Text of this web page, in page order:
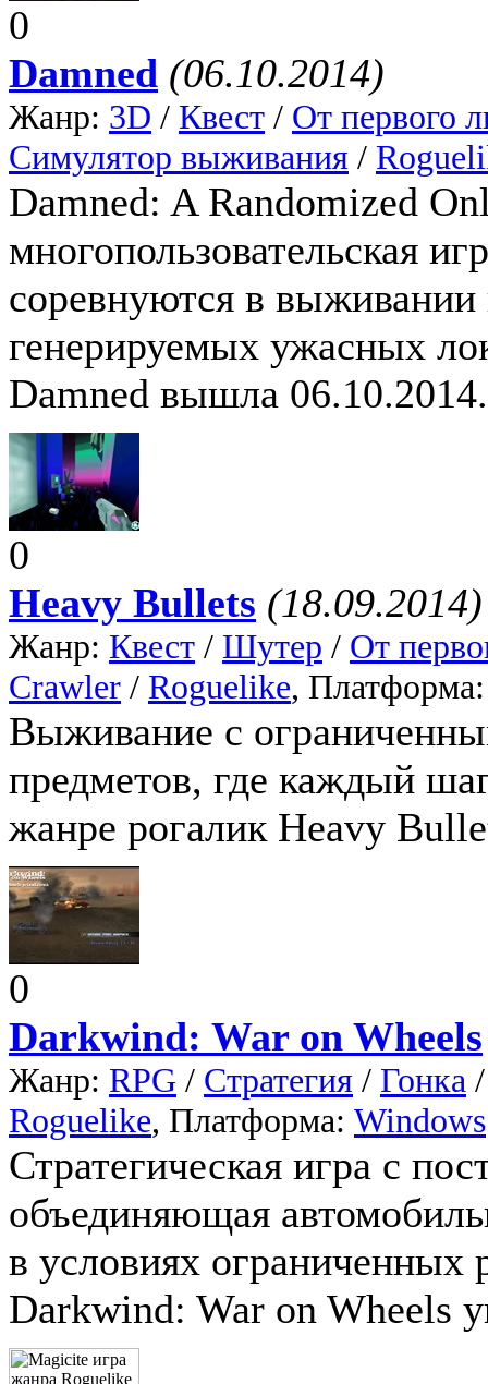
0
Damned (06.10.2014)
Жанр: 3D / Квест / От первого
Симулятор выживания /
Damned: A Randomized
многопользовательская
соревнуются в выживании
генерируемых ужасных
Damned вышла 06.10.2014.
0
Heavy Bullets (18.09.2014)
Жанр: Квест / Шутер / От
Crawler / Roguelike,
Выживание с
предметов, где каждый
жанре рогалик Heavy
0
Darkwind: War on Wheels
Жанр: RPG / Стратегия / Гонка
Roguelike, Платформа: Windows
Стратегическая игра с
объединяющая
в условиях ограниченных
Darkwind: War on Wheels